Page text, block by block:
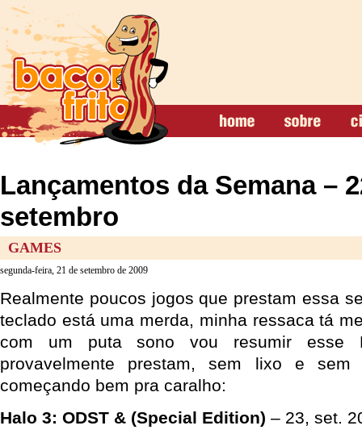
Lançamentos da Semana –
setembro
GAMES
segunda-feira, 21 de setembro de 2009
Realmente poucos jogos que prestam essa
teclado está uma merda, minha ressaca tá
com um puta sono vou resumir esse
provavelmente prestam, sem lixo e sem
começando bem pra caralho:
Halo 3: ODST & (Special Edition) – 23, set.